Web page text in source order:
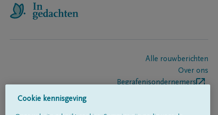
Alle rouwberichten
Over ons
Begrafenisondernemers
Cookie kennisgeving